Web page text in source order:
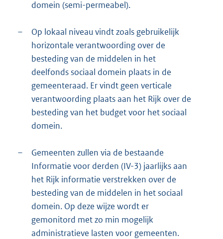
domein (semi-permeabel).
–
Op lokaal niveau vindt zoals gebruikelijk
horizontale verantwoording over de
besteding van de middelen in het
deelfonds sociaal domein plaats in de
gemeenteraad. Er vindt geen verticale
verantwoording plaats aan het Rijk over de
besteding van het budget voor het sociaal
domein.
–
Gemeenten zullen via de bestaande
Informatie voor derden (IV-3) jaarlijks aan
het Rijk informatie verstrekken over de
besteding van de middelen in het sociaal
domein. Op deze wijze wordt er
gemonitord met zo min mogelijk
administratieve lasten voor gemeenten.